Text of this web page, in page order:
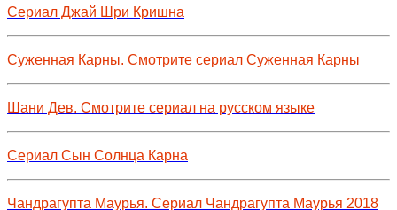
Сериал Джай Шри Кришна
Суженная Карны. Смотрите сериал Суженная Карны
Шани Дев. Смотрите сериал на русском языке
Сериал Сын Солнца Карна
Чандрагупта Маурья. Сериал Чандрагупта Маурья 2018